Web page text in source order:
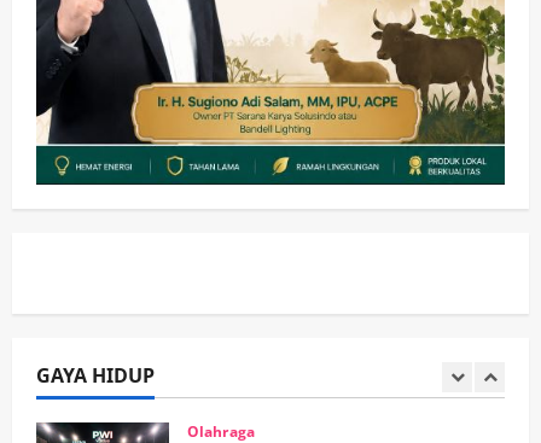
GAYA HIDUP
5
Wabup Sidoarjo Minta Doa Jamaah
Agar Tetap Amanah Memimpin
wartanusa 4 Agustus 2026
Kesehatan Pembangunan
Pemerintahan
PANAS! Kalah Tender Proyek RSUD
Sibar Rp 9,9 M, Beranikah CV Tiga
Anugerah Utama Pertaruhkan
2
wartanusa 5 Agustus 2026
Ekonomi